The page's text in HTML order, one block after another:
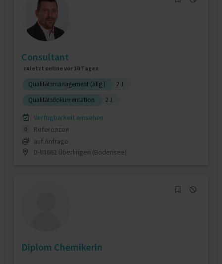
Consultant
zuletzt online vor 10 Tagen
Qualitätsmanagement (allg.)
2 J.
Qualitätsdokumentation
2 J.
Verfügbarkeit einsehen
0
Referenzen
auf Anfrage
D-88662 Überlingen (Bodensee)
Diplom Chemikerin